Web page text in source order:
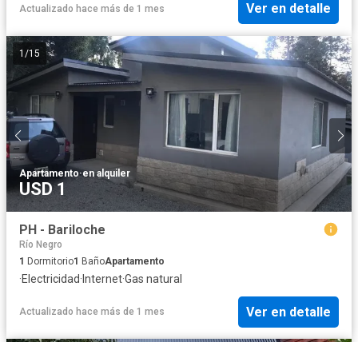
Actualizado hace más de 1 mes Ver en detalle
1 /15
Apartamento·en alquiler
USD 1
PH - Bariloche
Río Negro
1 Dormitorio1 BañoApartamento
·Electricidad· Internet·Gas natural
Actualizado hace más de 1 mes Ver en detalle